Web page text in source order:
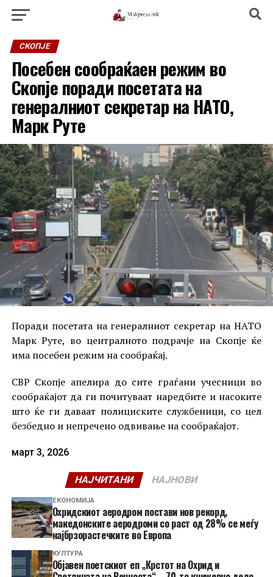
СКОПЈЕ
Посебен сообраќаен режим во
Скопје поради посетата на
генералниот секретар на НАТО,
Марк Руте
Поради посетата на генералниот секретар на НАТО
Марк Руте, во централното подрачје на Скопје ќе
има посебен режим на сообраќај.
СВР Скопје апелира до сите граѓани учесници во
сообраќајот да ги почитуваат наредбите и насоките
што ќе ги даваат полициските службеници, со цел
безбедно и непречено одвивање на сообраќајот.
март 3, 2026
НАЈЧИТАНИ НАЈНОВИ
ЕКОНОМИЈА
Охридскиот аеродром постави нов рекорд,
македонските аеродроми со раст од 28% се меѓу
најбрзорастечките во Европа
КУЛТУРА
Објавен поетскиот еп „Крстот на Охрид и